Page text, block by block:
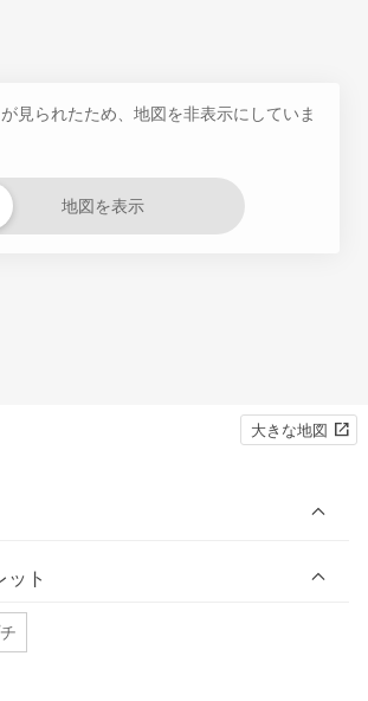
見られたため、地図を非表示にしていま
地図を表示
大きな地図
ット